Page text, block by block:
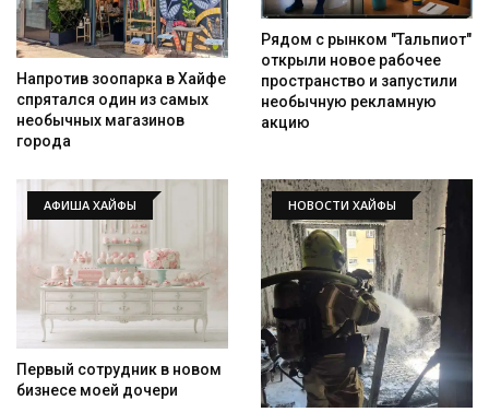
Напротив зоопарка в Хайфе
спрятался один из самых
необычных магазинов
города
Рядом с рынком "Тальпиот"
открыли новое рабочее
пространство и запустили
необычную рекламную
акцию
АФИША ХАЙФЫ
Первый сотрудник в новом
бизнесе моей дочери
НОВОСТИ ХАЙФЫ